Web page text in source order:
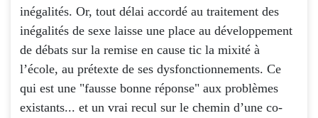
inégalités. Or, tout délai accordé au traitement des
inégalités de sexe laisse une place au développement
de débats sur la remise en cause tic la mixité à
l’école, au prétexte de ses dysfonctionnements. Ce
qui est une "fausse bonne réponse" aux problèmes
existants... et un vrai recul sur le chemin d’une co-